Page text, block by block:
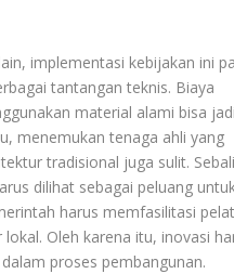
implementasi kebijakan ini
tantangan teknis. Biaya
material alami bisa
menemukan tenaga ahli yang
tradisional juga sulit.
dilihat sebagai peluang
harus memfasilitasi
Oleh karena itu, inovasi
proses pembangunan.